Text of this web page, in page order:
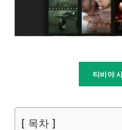
티비야
[ 목차 ]